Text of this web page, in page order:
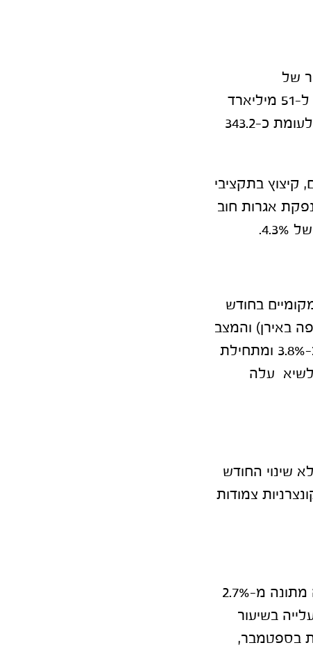
בספטמבר עלה ב-0.2% לשיעור של
8.5%. בספטמבר הוסיפו הוצאות הממשלה להיות גבוהות במיוחד והגיעו ל-51 מיליארד
שקל. מראשית השנה מסתכמות ההוצאות כבר ב-450.1 מיליארד שקל לעומת כ-343.2
קיצוץ בתקציבי
אגרות חוב
בחודש
באירן) והמצב
הפוליטי. בחודש אוקטובר: מדד ת"א 125 עלה בכ-4.5%, ת"א 35 עלה בכ-3.8% ומתחילת
זינק לשיא עלה
נותרה כמעט ללא שינוי החודש
צמודות
לאחר מספר חודשים של ירידה, שיעור האבטלה עלה בספטמבר בצורה מתונה מ-2.7%
שהם 131 אלף איש. העלייה בשיעור
בספטמבר,